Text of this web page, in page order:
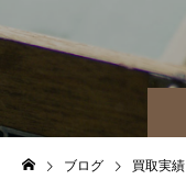
ブログ 買取実績